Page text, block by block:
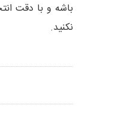
باشه و با دقت
نکنید.